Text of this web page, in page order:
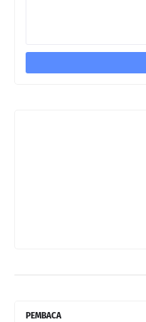
PEMBACA